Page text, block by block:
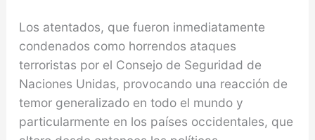
Los atentados, que fueron inmediatamente
condenados como horrendos ataques
terroristas por el Consejo de Seguridad de
Naciones Unidas, provocando una reacción de
temor generalizado en todo el mundo y
particularmente en los países occidentales, que